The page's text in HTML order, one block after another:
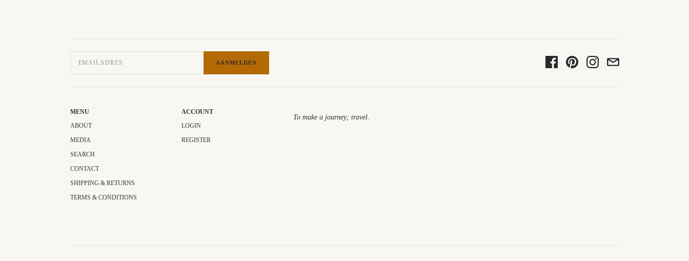
AANMELDEN
MENU
ABOUT
MEDIA
SEARCH
CONTACT
SHIPPING & RETURNS
TERMS & CONDITIONS
ACCOUNT
LOGIN
REGISTER
To make a journey; travel.​